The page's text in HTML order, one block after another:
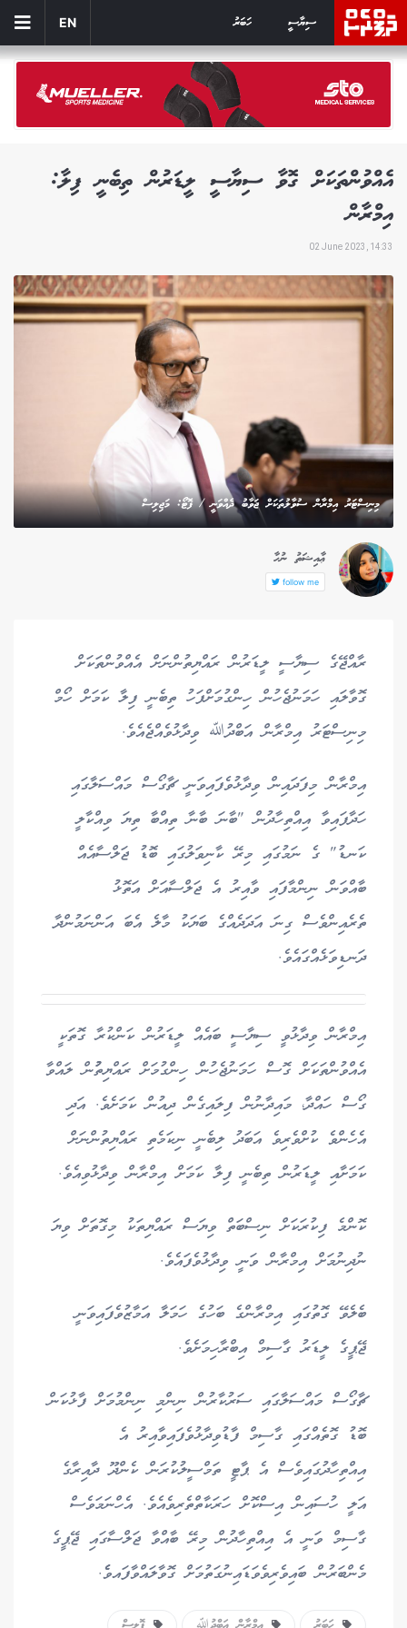
ސިޔާސީ ހަބަރު EN
އެއްވުންތަކަށް ގޮވާ ސިޔާސީ ލީޑަރުން ތިބެނީ ފިލާ:
އިމްރާން
02 June 2023, 14:33
މިނިސްޓަރު އިމްރާން ސުވާލުތަކަށް ޖަވާބު ދެއްވަނީ / ފޮޓޯ: މަޖިލިސް
ޢާއިޝަތު ނުހާ
follow me
ރާއްޖޭގެ ސިޔާސީ ލީޑަރުން ރައްޔިތުންނަށް އެއްވުންތަކަށް
ގޮވާލައި ހަމަނުޖެހުން ހިންގުމަށްފަހު ތިބެނީ ފިލާ ކަމަށް ހޯމް
މިނިސްޓަރު އިމްރާން އަބްދުﷲ ވިދާޅުވެއްޖެއެވެ.
އިމްރާން މިފަދައިން ވިދާޅުވެފައިވަނީ ޗާގޯސް މައްސަލާގައި
ހަދާފައިވާ އިއްތިހާދުން "ބާނަ ބާނާ ތިއްބާ ތިޔަ ވިއްކާލީ
ކަނޑު" ގެ ނަމުގައި މިރޭ ކާނިވަލުގައި ބޮޑު ޖަލްސާއެއް
ބާއްވަން ނިންމާފައި ވާއިރު އެ ޖަލްސާއަށް އަތޮޅު
ތެރެއިންވެސް ގިނަ އަދަދެއްގެ ބަޔަކު މާލެ އެބަ އަންނަމުންދާ
ދަނޑިވަޅެއްގައެވެ.
އިމްރާން ވިދާޅުވީ ސިޔާސީ ބައެއް ލީޑަރުން ކަންކުރާ ގޮތަކީ
އެއްވުންތަކަށް ގޮސް ހަމަނުޖެހުން ހިންގުމަށް ރައްޔިތުުން ލައްވާ
ގޯސް ހައްދާ، މައިދާނުން ފިލައިގެން ދިއުން ކަމަށެވެ. އަދި
އެހެންވެ ކުށްވެރިވެ އަބަދު ލިބެނީ ނިކަމެތި ރައްޔިތުންނަށް
ކަމަށާއި ލީޑަރުން ތިބެނީ ފިލާ ކަމަށް އިމްރާން ވިދާޅުވިއެވެ.
ކޮންމެ ފިކުރަކަށް ނިސްބަތް ވިޔަސް ރައްޔިތަކު މިގޮތަށް ވިޔަ
ނުދިނުމަށް އިމްރާން ވަނީ ވިދާޅުވެފައެވެ.
ބެލެވޭ ގޮތުގައި އިމްރާންގެ ބަހުގެ ހަމަލާ އަމާޒުވެފައިވަނީ
ޖޭޕީގެ ލީޑަރު ގާސިމް އިބްރާހިމަށެވެ.
ޗާގޯސް މައްސަލާގައި ސަރުކާރުން ނިންމި ނިންމުމަށް ފާޅުކަން
ބޮޑު ގޮތެއްގައި ގާސިމް ފާޑުވިދާޅުވެފައިވާއިރު އެ
އިއްތިހާދުގައިވެސް އެ ޕާޓީ ތަމްސީލުކުރަން ކެންދޫ ދާއިރާގެ
އަލީ ހުސައިން އިސްކޮށް ހަރަކާތްތެރިވެއެވެ. އެހްނަމަވެސް
ގާސިމް ވަނީ އެ އިއްތިހާދުން މިރޭ ބާއްވާ ޖަލްސާގައި ޖޭޕީގެ
މެންބަރުން ބައިވެރިވެވަޑައިނުގަތުމަށް ގޮވާލައްވާފައވެެ.